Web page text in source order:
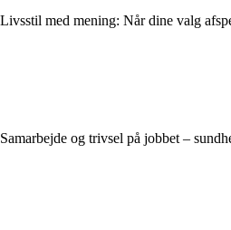
Livsstil med mening: Når dine valg
Samarbejde og trivsel på jobbet –